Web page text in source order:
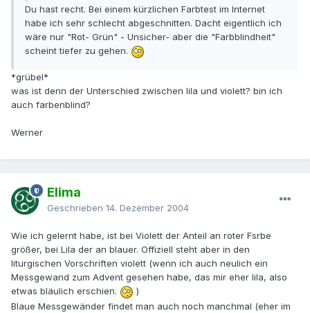
Du hast recht. Bei einem kürzlichen Farbtest im Internet
habe ich sehr schlecht abgeschnitten. Dacht eigentlich ich
wäre nur "Rot- Grün" - Unsicher- aber die "Farbblindheit"
scheint tiefer zu gehen.
*grübel*
was ist denn der Unterschied zwischen lila und violett? bin ich
auch farbenblind?
Werner
Elima
Geschrieben 14. Dezember 2004
Wie ich gelernt habe, ist bei Violett der Anteil an roter Fsrbe
größer, bei Lila der an blauer. Offiziell steht aber in den
liturgischen Vorschriften violett (wenn ich auch neulich ein
Messgewand zum Advent gesehen habe, das mir eher lila, also
etwas bläulich erschien.
)
Blaue Messgewänder findet man auch noch manchmal (eher im